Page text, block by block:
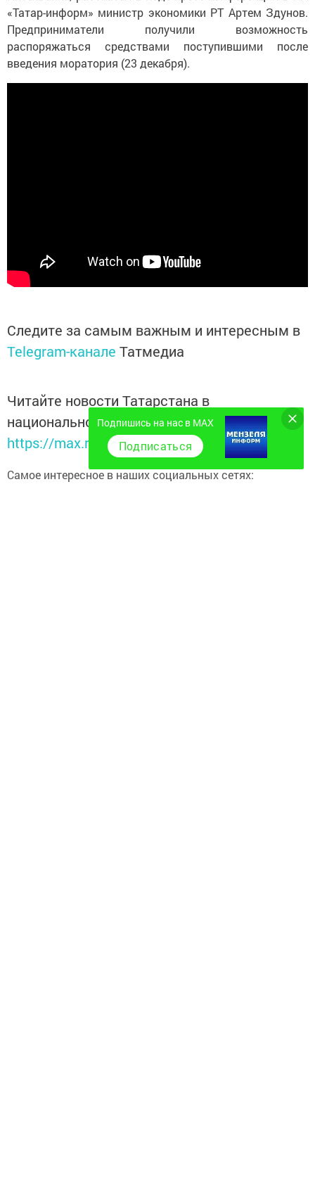
«Татар-информ» министр экономики РТ Артем Здунов.
Предприниматели получили возможность
распоряжаться средствами поступившими после
введения моратория (23 декабря).
Следите за самым важным и интересным в
Telegram-канале Татмедиа
Читайте новости Татарстана в
национальном мессенджере MАХ:
https://max.ru/tatmedia
Самое интересное в наших социальных сетях:
Подпишись на нас в MAX
Подписаться